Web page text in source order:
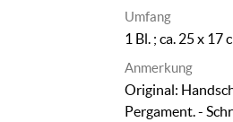
Umfang
1 Bl. ; ca. 25 x 17
Anmerkung
Original:
Pergament. -